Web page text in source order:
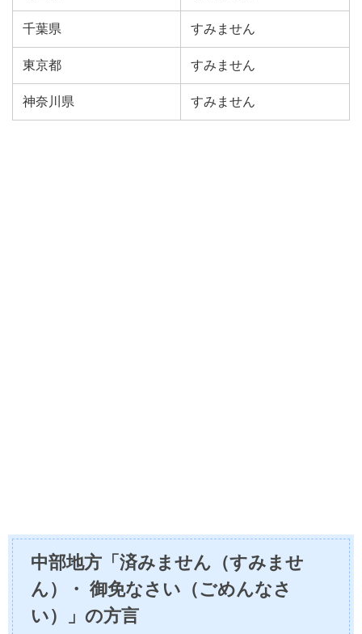
千葉県 すみません
東京都 すみません
神奈川県 すみません
中部地方「済みません（すみませ
ん）・ 御免なさい（ごめんなさ
い）」の方言